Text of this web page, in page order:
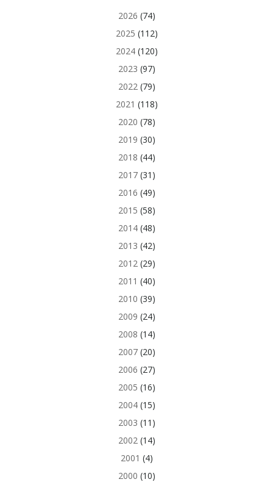
2026 (74)
2025 (112)
2024(120)
2023 (97)
2022 (79)
2021 (118)
2020 (78)
2019 (30)
2018 (44)
2017(31)
2016 (49)
2015 (58)
2014(48)
2013 (42)
2012 (29)
2011 (40)
2010 (39)
2009 (24)
2008 (14)
2007(20)
2006 (27)
2005 (16)
2004(15)
2003 (11)
2002 (14)
2001 (4)
2000 (10)